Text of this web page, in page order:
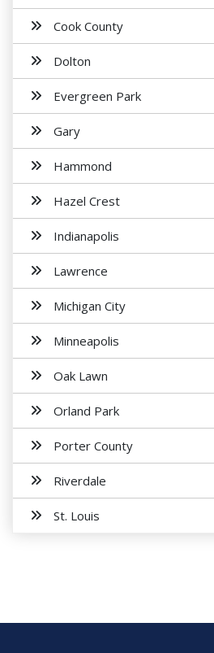
Cook County
Dolton
Evergreen Park
Gary
Hammond
Hazel Crest
Indianapolis
Lawrence
Michigan City
Minneapolis
Oak Lawn
Orland Park
Porter County
Riverdale
St. Louis